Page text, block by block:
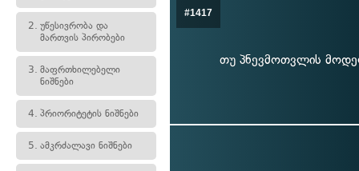
2. უწესივრობა და
მართვის პირობები
3. მაფრთხილებელი
ნიშნები
4. პრიორიტეტის ნიშნები
5. ამკრძალავი ნიშნები
#1417
თუ პნევმოთვლის